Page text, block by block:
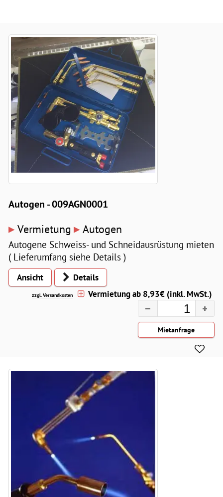
Autogen - 009AGN0001
▸ Vermietung ▸ Autogen
Autogene Schweiss- und Schneidausrüstung mieten
( Lieferumfang siehe Details )
Ansicht Details
zzgl. Versandkosten Vermietung ab 8,93€ (inkl. MwSt.)